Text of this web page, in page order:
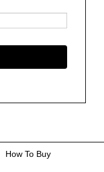
How To Buy